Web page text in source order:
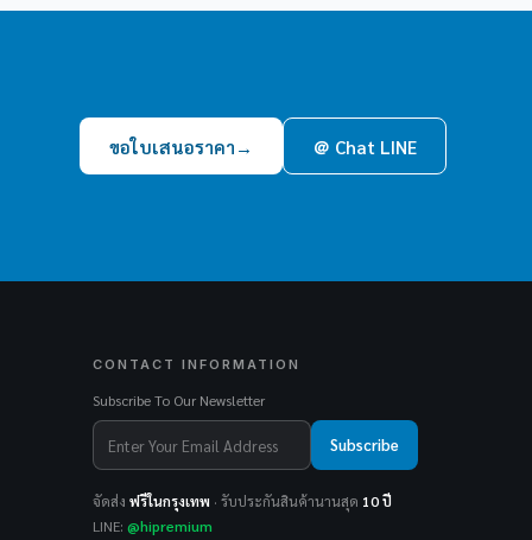
ขอใบเสนอราคา → ＠ Chat LINE
CONTACT INFORMATION
Subscribe To Our Newsletter
Subscribe
จัดส่ง ฟรีในกรุงเทพ · รับประกันสินค้านานสุด 10 ปี
LINE: @hipremium